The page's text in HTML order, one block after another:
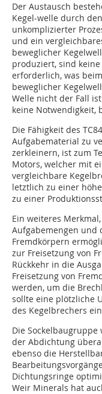
Der Austausch
Kegel-welle durch
unkomplizierter
und ein
beweglicher
produziert, sind
erforderlich, was
beweglicher
Welle nicht der Fall
keine Notwendigkeit,
Die Fähigkeit des
Aufgabematerial zu
zerkleinern, ist zum
Motors, welcher mit
vergleichbare
letztlich zu einer
zu einer
Ein weiteres
Aufgabemengen und
Fremdkörpern
zur Freisetzung von
Rückkehr in die
Freisetzung von
werden, um die
sollte eine plötzliche
des Kegelbrechers
Die
der Abdichtung
ebenso die
Dichtungsringe
Weir Minerals hat